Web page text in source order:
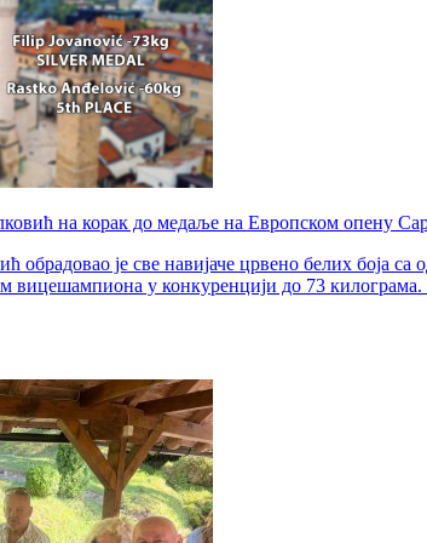
на корак до медаље на Европском опену
обрадовао је све навијаче црвено белих боја
вицешампиона у конкуренцији до 73